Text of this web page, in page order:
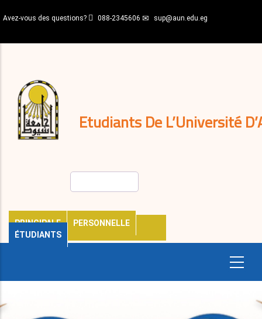
au
principal
Avez-vous des questions? 088-2345606 sup@aun.edu.eg
Etudiants De L’Université
PRINCIPALE
PERSONNELLE
ÉTUDIANTS
décisions
Expatriés
Journal